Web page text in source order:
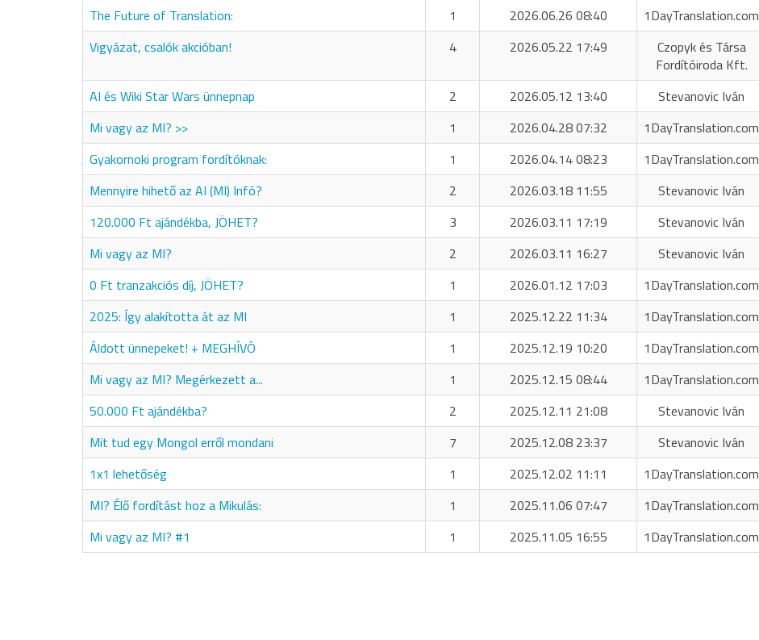
The Future of Translation:
1 2026.06.26 08:40
1DayTranslation.com
Vigyázat, csalók akcióban!
4 2026.05.22 17:49
Czopyk és Társa
Fordítóiroda Kft.
AI és Wiki Star Wars ünnepnap
2 2026.05.12 13:40
Stevanovic Iván
Mi vagy az MI? >>
1 2026.04.28 07:32
1DayTranslation.com
Gyakornoki program fordítóknak:
1 2026.04.14 08:23
1DayTranslation.com
Mennyire hihető az AI (MI) Infó?
2 2026.03.18 11:55
Stevanovic Iván
120.000 Ft ajándékba, JÖHET?
3 2026.03.11 17:19
Stevanovic Iván
Mi vagy az MI?
2 2026.03.11 16:27
Stevanovic Iván
0 Ft tranzakciós díj, JÖHET?
1 2026.01.12 17:03
1DayTranslation.com
2025: Így alakította át az MI
1 2025.12.22 11:34
1DayTranslation.com
Áldott ünnepeket! + MEGHÍVÓ
1 2025.12.19 10:20
1DayTranslation.com
Mi vagy az MI? Megérkezett a...
1 2025.12.15 08:44
1DayTranslation.com
50.000 Ft ajándékba?
2 2025.12.11 21:08
Stevanovic Iván
Mit tud egy Mongol erről mondani
7 2025.12.08 23:37
Stevanovic Iván
1x1 lehetőség
1 2025.12.02 11:11
1DayTranslation.com
MI? Élő fordítást hoz a Mikulás:
1 2025.11.06 07:47
1DayTranslation.com
Mi vagy az MI? #1
1 2025.11.05 16:55 1DayTranslation.com